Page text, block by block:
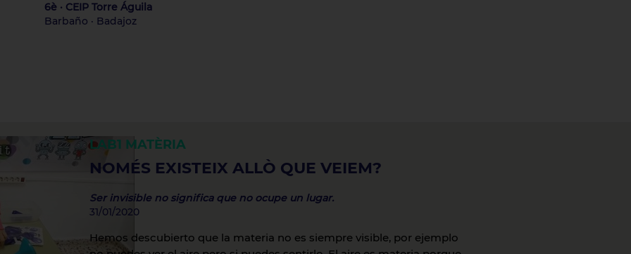
6è · CEIP Torre Águila
Barbaño · Badajoz
LAB1 MATÈRIA
NOMÉS EXISTEIX ALLÒ QUE VEIEM?
Ser invisible no significa que no ocupe un lugar.
31/01/2020
Hemos descubierto que la materia no es siempre visible, por ejemplo